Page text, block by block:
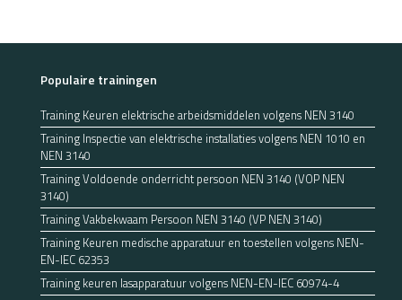
Populaire trainingen
Training Keuren elektrische arbeidsmiddelen volgens NEN 3140
Training Inspectie van elektrische installaties volgens NEN 1010 en
NEN 3140
Training Voldoende onderricht persoon NEN 3140 (VOP NEN
3140)
Training Vakbekwaam Persoon NEN 3140 (VP NEN 3140)
Training Keuren medische apparatuur en toestellen volgens NEN-
EN-IEC 62353
Training keuren lasapparatuur volgens NEN-EN-IEC 60974-4